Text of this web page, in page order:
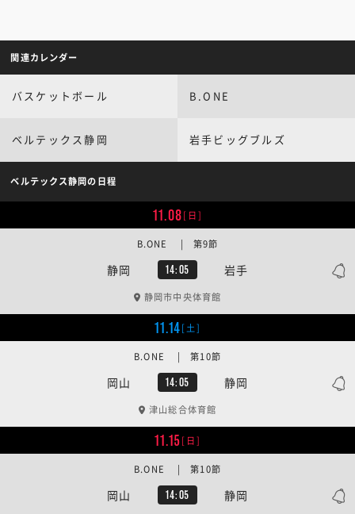
関連カレンダー
バスケットボール B.ONE
ベルテックス静岡 岩手ビッグブルズ
ベルテックス静岡の日程
11.08[日]
静岡 14:05 岩手
B.ONE | 第9節
静岡市中央体育館
11.14[土]
岡山 14:05 静岡
B.ONE | 第10節
津山総合体育館
11.15[日]
岡山 14:05 静岡
B.ONE | 第10節